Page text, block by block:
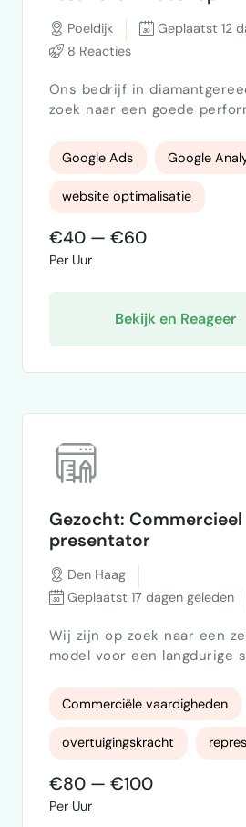
Poeldijk
Geplaatst 12
8 Reacties
Ons bedrijf in
zoek naar een goede
nieuwe website laten
graag betere ROI behalen
Google Ads.
Google Ads Google
website optimalisatie
conversie specialist
€40 — €60
Per Uur
Bekijk en Reageer
Gezocht:
presentator
Den Haag
Geplaatst 17 dagen geleden
Wij zijn op zoek naar een
model voor een langdurige
ons merk voor de camera
diensten op een
overtuigende manier.
iemand die zich
camera, commercieel is
is in communicatie. Wij zoeken iemand die:
Ervaring heeft met
Commerciële vaardigheden
overtuigingskracht
creativiteit
€80 — €100
Per Uur